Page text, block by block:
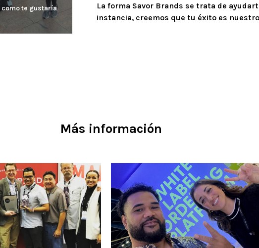
como te gustaría
La forma Savor Brands se trata de
instancia, creemos que tu éxito es
Más información